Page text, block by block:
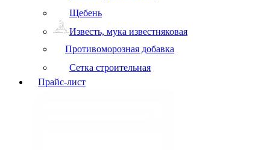
Щебень
Известь, мука известняковая
Противоморозная добавка
Сетка строительная
Прайс-лист